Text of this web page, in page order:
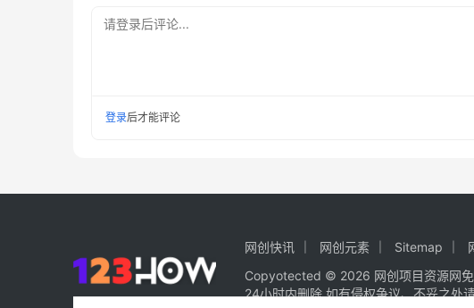
请登录后评论...
登录后才能评论
网创快讯 网创元素 Sitemap
Copyotected © 2026 网创项目资源网
24小时内删除.如有侵权争议、不妥之处